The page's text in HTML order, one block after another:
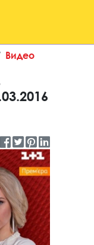
Видео